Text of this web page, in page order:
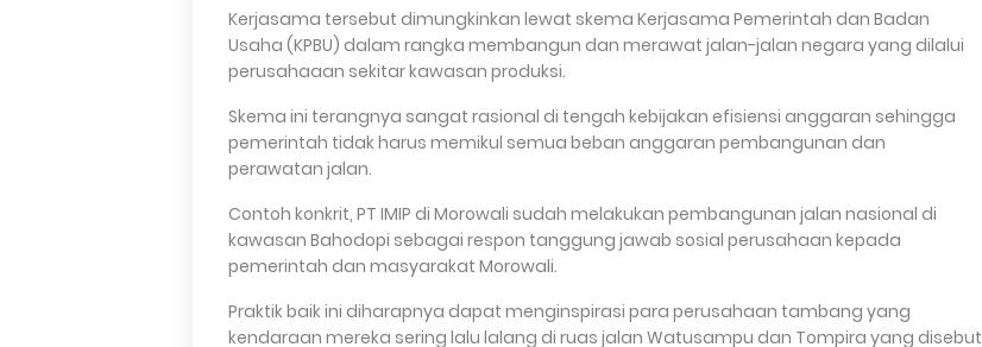
Kerjasama tersebut dimungkinkan lewat skema Kerjasama Pemerintah dan Badan
Usaha (KPBU) dalam rangka membangun dan merawat jalan-jalan negara yang dilalui
perusahaaan sekitar kawasan produksi.
Skema ini terangnya sangat rasional di tengah kebijakan efisiensi anggaran sehingga
pemerintah tidak harus memikul semua beban anggaran pembangunan dan
perawatan jalan.
Contoh konkrit, PT IMIP di Morowali sudah melakukan pembangunan jalan nasional di
kawasan Bahodopi sebagai respon tanggung jawab sosial perusahaan kepada
pemerintah dan masyarakat Morowali.
Praktik baik ini diharapnya dapat menginspirasi para perusahaan tambang yang
kendaraan mereka sering lalu lalang di ruas jalan Watusampu dan Tompira yang disebut